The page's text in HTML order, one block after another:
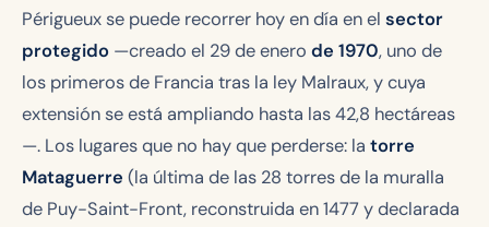
Périgueux se puede recorrer hoy en día en el sector
protegido —creado el 29 de enero de 1970, uno de
los primeros de Francia tras la ley Malraux, y cuya
extensión se está ampliando hasta las 42,8 hectáreas
—. Los lugares que no hay que perderse: la torre
Mataguerre (la última de las 28 torres de la muralla
de Puy-Saint-Front, reconstruida en 1477 y declarada